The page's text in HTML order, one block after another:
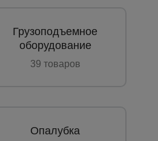
Грузоподъемное
оборудование
39 товаров
Опалубка